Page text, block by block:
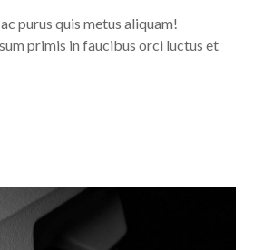
purus quis metus aliquam!
primis in faucibus orci luctus et